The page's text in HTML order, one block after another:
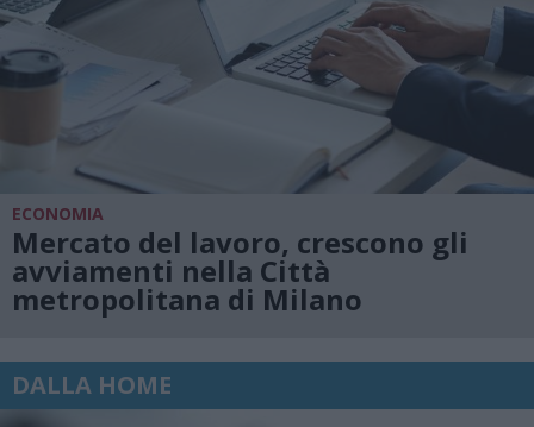
ECONOMIA
Mercato del lavoro, crescono gli
avviamenti nella Città
metropolitana di Milano
DALLA HOME